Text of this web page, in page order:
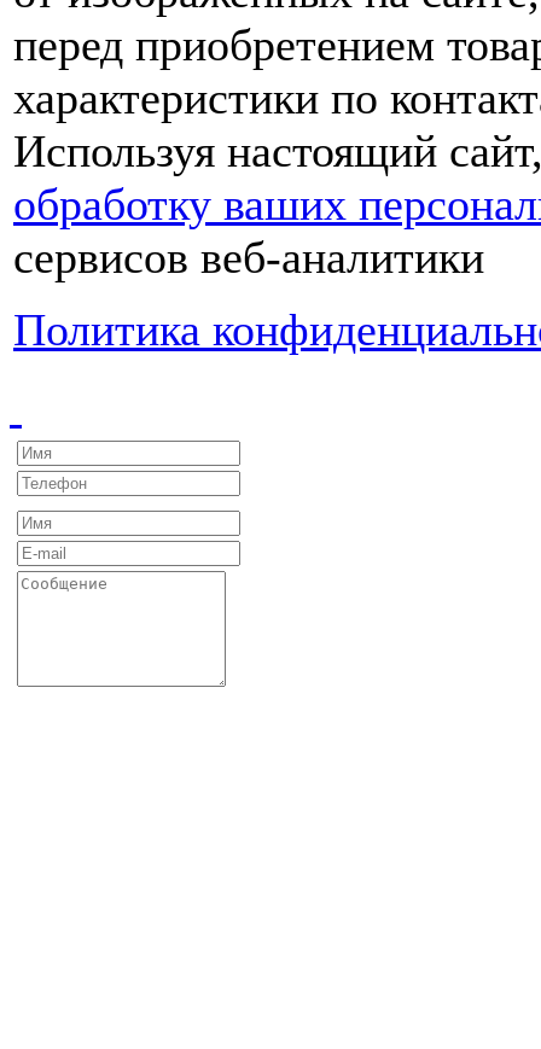
перед приобретением
характеристики по
Используя настоящий
обработку ваших
сервисов веб-аналитики
Политика